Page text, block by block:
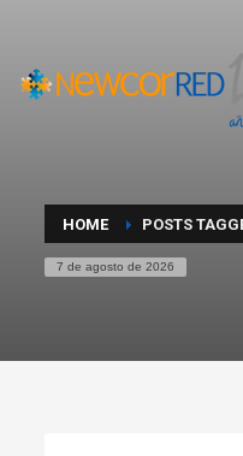
HOME POSTS
7 de agosto de 2026